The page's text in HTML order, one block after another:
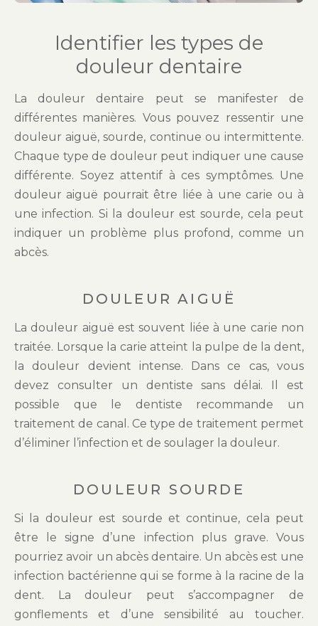
Identifier les types de
douleur dentaire
La douleur dentaire peut se manifester de
différentes manières. Vous pouvez ressentir une
douleur aiguë, sourde, continue ou intermittente.
Chaque type de douleur peut indiquer une cause
différente. Soyez attentif à ces symptômes. Une
douleur aiguë pourrait être liée à une carie ou à
une infection. Si la douleur est sourde, cela peut
indiquer un problème plus profond, comme un
abcès.
DOULEUR AIGUË
La douleur aiguë est souvent liée à une carie non
traitée. Lorsque la carie atteint la pulpe de la dent,
la douleur devient intense. Dans ce cas, vous
devez consulter un dentiste sans délai. Il est
possible que le dentiste recommande un
traitement de canal. Ce type de traitement permet
d’éliminer l’infection et de soulager la douleur.
DOULEUR SOURDE
Si la douleur est sourde et continue, cela peut
être le signe d’une infection plus grave. Vous
pourriez avoir un abcès dentaire. Un abcès est une
infection bactérienne qui se forme à la racine de la
dent. La douleur peut s’accompagner de
gonflements et d’une sensibilité au toucher.